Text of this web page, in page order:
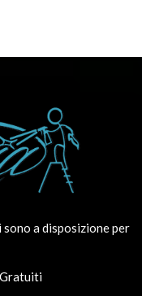
a disposizione per